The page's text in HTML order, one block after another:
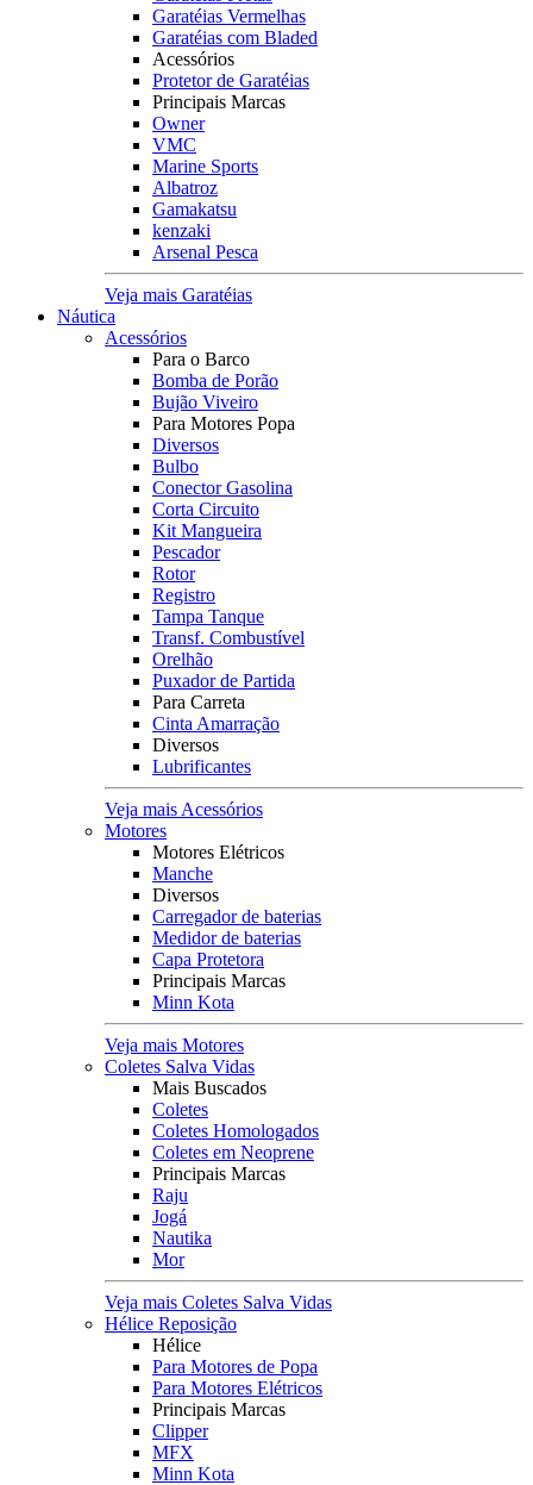
Garatéias Vermelhas
Garatéias com Bladed
Acessórios
Protetor de Garatéias
Principais Marcas
Owner
VMC
Marine Sports
Albatroz
Gamakatsu
kenzaki
Arsenal Pesca
Veja mais Garatéias
Náutica
Acessórios
Para o Barco
Bomba de Porão
Bujão Viveiro
Para Motores Popa
Diversos
Bulbo
Conector Gasolina
Corta Circuito
Kit Mangueira
Pescador
Rotor
Registro
Tampa Tanque
Transf. Combustível
Orelhão
Puxador de Partida
Para Carreta
Cinta Amarração
Diversos
Lubrificantes
Veja mais Acessórios
Motores
Motores Elétricos
Manche
Diversos
Carregador de baterias
Medidor de baterias
Capa Protetora
Principais Marcas
Minn Kota
Veja mais Motores
Coletes Salva Vidas
Mais Buscados
Coletes
Coletes Homologados
Coletes em Neoprene
Principais Marcas
Raju
Jogá
Nautika
Mor
Veja mais Coletes Salva Vidas
Hélice Reposição
Hélice
Para Motores de Popa
Para Motores Elétricos
Principais Marcas
Clipper
MFX
Minn Kota